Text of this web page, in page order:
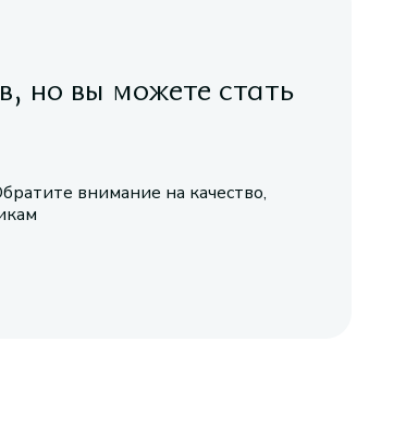
но вы можете стать
внимание на качество,